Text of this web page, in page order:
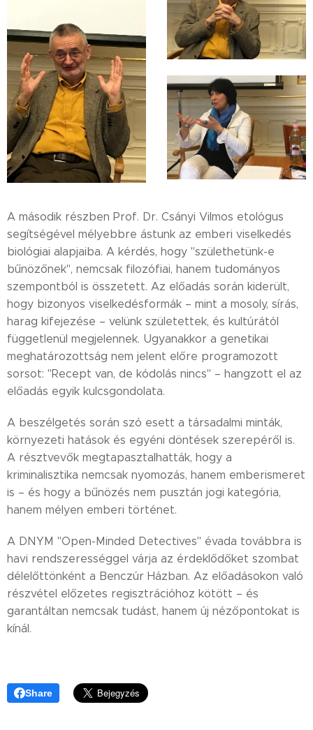
A második részben Prof. Dr. Csányi Vilmos etológus
segítségével mélyebbre ástunk az emberi viselkedés
biológiai alapjaiba. A kérdés, hogy "születhetünk-e
bűnözőnek", nemcsak filozófiai, hanem tudományos
szempontból is összetett. Az előadás során kiderült,
hogy bizonyos viselkedésformák – mint a mosoly, sírás,
harag kifejezése – velünk születettek, és kultúrától
függetlenül megjelennek. Ugyanakkor a genetikai
meghatározottság nem jelent előre programozott
sorsot: "Recept van, de kódolás nincs" – hangzott el az
előadás egyik kulcsgondolata.
A beszélgetés során szó esett a társadalmi minták,
környezeti hatások és egyéni döntések szerepéről is.
A résztvevők megtapasztalhatták, hogy a
kriminalisztika nemcsak nyomozás, hanem emberismeret
is – és hogy a bűnözés nem pusztán jogi kategória,
hanem mélyen emberi történet.
A DNYM "Open-Minded Detectives" évada továbbra is
havi rendszerességgel várja az érdeklődőket szombat
délelőttönként a Benczúr Házban. Az előadásokon való
részvétel előzetes regisztrációhoz kötött – és
garantáltan nemcsak tudást, hanem új nézőpontokat is
kínál.
Share